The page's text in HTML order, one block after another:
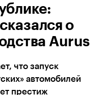
о
Aurus
что запуск
автомобилей
престиж